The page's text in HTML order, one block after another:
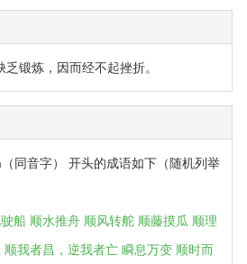
乏锻炼，因而经不起挫折。
（同音字） 开头的成语如下（随机列举
船 顺水推舟 顺风转舵 顺藤摸瓜 顺理
顺我者昌，逆我者亡 瞬息万变 顺时而